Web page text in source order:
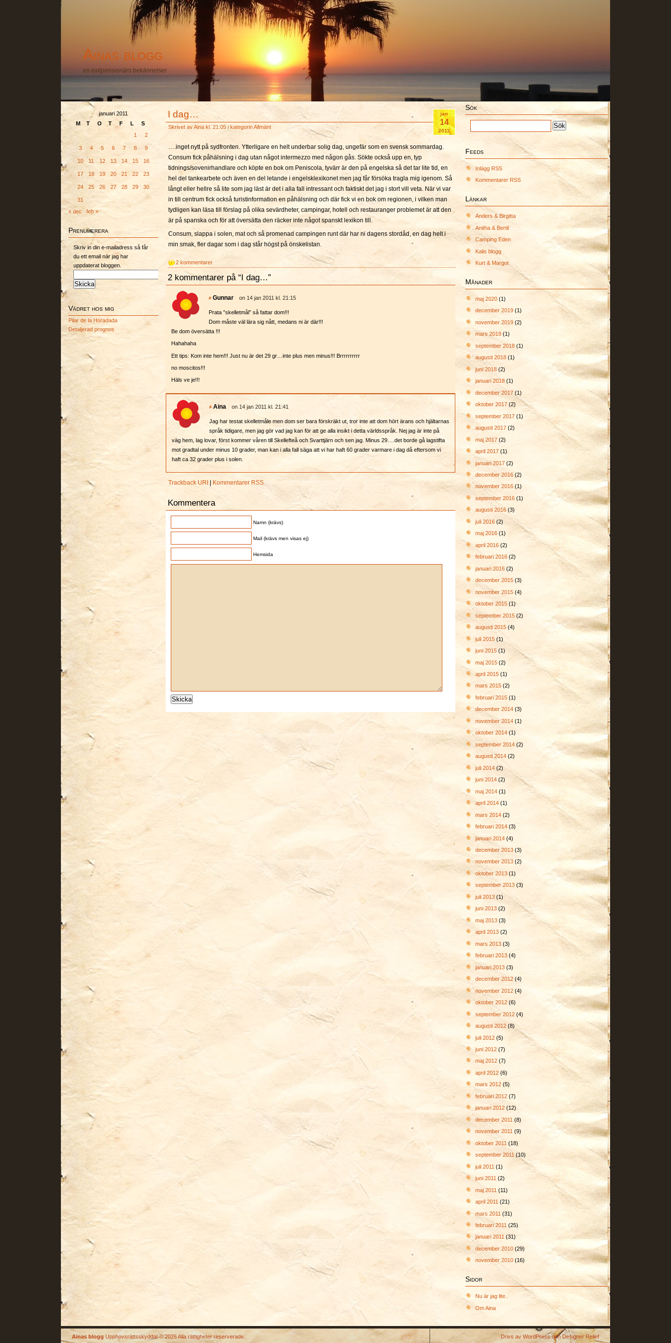
Ainas blogg
en exilpensionärs bekännelser
januari 2011
M
T O T F L
S
1
2
3 4 5 6 7 8 9
10 11 12 13 14 15 16
17 18 19 20 21 22 23
24 25 26 27 28 29 30
31
« dec
feb »
Prenumerera
Skriv in din e-mailadress så får
du ett email när jag har
uppdaterat bloggen.
Vädret hos mig
Pilar de la Horadada
Detaljerad prognos
jan
14
2011
I dag…
Skrivet avAina kl. 21:05 i kategorinAllmänt
….inget nytt på sydfronten. Ytterligare en helt underbar solig dag, ungefär som en svensk sommardag.
Consum fick påhälsning i dag utan något intermezzo med någon gås. Sökte också upp en, typ
tidnings/sovenirhandlare och köpte en bok om Peniscola, tyvärr är den på engelska så det tar lite tid, en
hel del tankearbete och även en del letande i engelsklexikonet men jag får försöka tragla mig igenom. Så
långt eller hellre så lite som jag läst är det i alla fall intressant och faktiskt det jag i stort vill veta. När vi var
in till centrum fick också turistinformation en påhälsning och där fick vi en bok om regionen, i vilken man
tydligen kan läsa till förslag på olika sevärdheter, campingar, hotell och restauranger problemet är att den
är på spanska och för att översätta den räcker inte något spanskt lexikon till.
Consum, slappa i solen, mat och så promenad campingen runt där har ni dagens stordåd, en dag helt i
min smak, fler dagar som i dag står högst på önskelistan.
2 kommentarer
2 kommentarer på “I dag…”
# Gunnar on 14 jan 2011 kl. 21:15
Prata ”skelletmål” så fattar dom!!!
Dom måste väl lära sig nått, medans ni är där!!!
Be dom översätta !!!
Hahahaha
Ett tips: Kom inte hem!!! Just nu är det 29 gr…inte plus men minus!!! Brrrrrrrrrr
no moscitos!!!
Häls ve je!!!
# Aina on 14 jan 2011 kl. 21:41
Jag har testat skelletmåle men dom ser bara förskräkt ut, tror inte att dom hört ärans och hjältarnas
språk tidigare, men jag gör vad jag kan för att ge alla insikt i detta världsspråk. Nej jag är inte på
väg hem, lag lovar, först kommer våren till Skellefteå och Svarttjärn och sen jag. Minus 29….det borde gå lagstifta
mot gradtal under minus 10 grader, man kan i alla fall säga att vi har haft 60 grader varmare i dag då eftersom vi
haft ca 32 grader plus i solen.
Trackback URI Kommentarer RSS
Kommentera
Namn (krävs)
Mail (krävs men visas ej)
Hemsida
Sök
Feeds
Inlägg RSS
Kommentarer RSS
Länkar
Anders & Birgitta
Anitha & Bertil
Camping Eden
Kalis blogg
Kurt & Margot
Månader
maj 2020 (1)
december 2019 (1)
november 2019 (2)
mars 2019 (1)
september 2018 (1)
augusti 2018 (1)
juni 2018 (2)
januari 2018 (1)
december 2017 (1)
oktober 2017 (2)
september 2017 (1)
augusti 2017 (2)
maj 2017 (2)
april 2017 (1)
januari 2017 (2)
december 2016 (2)
november 2016 (1)
september 2016 (1)
augusti 2016 (3)
juli 2016 (2)
maj 2016 (1)
april 2016 (2)
februari 2016 (2)
januari 2016 (2)
december 2015 (3)
november 2015 (4)
oktober 2015 (1)
september 2015 (2)
augusti 2015 (4)
juli 2015 (1)
juni 2015 (1)
maj 2015 (2)
april 2015 (1)
mars 2015 (2)
februari 2015 (1)
december 2014 (3)
november 2014 (1)
oktober 2014 (1)
september 2014 (2)
augusti 2014 (2)
juli 2014 (2)
juni 2014 (2)
maj 2014 (1)
april 2014 (1)
mars 2014 (2)
februari 2014 (3)
januari 2014 (4)
december 2013 (3)
november 2013 (2)
oktober 2013 (1)
september 2013 (3)
juli 2013 (1)
juni 2013 (2)
maj 2013 (3)
april 2013 (2)
mars 2013 (3)
februari 2013 (4)
januari 2013 (3)
december 2012 (4)
november 2012 (4)
oktober 2012 (6)
september 2012 (4)
augusti 2012 (8)
juli 2012 (5)
juni 2012 (7)
maj 2012 (7)
april 2012 (6)
mars 2012 (5)
februari 2012 (7)
januari 2012 (12)
december 2011 (8)
november 2011 (9)
oktober 2011 (18)
september 2011 (10)
juli 2011 (1)
juni 2011 (2)
maj 2011 (11)
april 2011 (21)
mars 2011 (31)
februari 2011 (25)
januari 2011 (31)
december 2010 (29)
november 2010 (16)
Sidor
Nu är jag lite..
Om Aina
Drivs av WordPressoch Designer Relief
Ainas blogg Upphovsrättsskyddat © 2026 Alla rättigheter reserverade.